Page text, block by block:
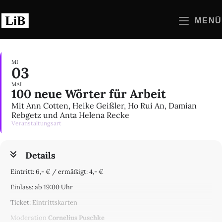
Inhalt
springen
MENÜ
MI
03
MAI
100 neue Wörter für Arbeit
Mit Ann Cotten, Heike Geißler, Ho Rui An, Damian
Rebgetz und Anta Helena Recke
Veranstaltungsart
Details
Eintritt: 6,- € / ermäßigt: 4,- €
Einlass: ab 19:00 Uhr
Ticket: Eintrittskarten
Moderation Cornelius Puschke